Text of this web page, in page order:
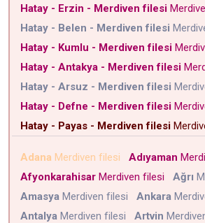
Hatay - Erzin - Merdiven filesi
Hatay - Belen - Merdiven filesi
Hatay - Kumlu - Merdiven filesi
Hatay - Antakya - Merdiven filesi
Hatay - Arsuz - Merdiven filesi
Hatay - Defne - Merdiven filesi
Hatay - Payas - Merdiven filesi
Adana Merdiven filesi Adıyaman
Afyonkarahisar Merdiven filesi Ağrı
Amasya Merdiven filesi Ankara
Antalya Merdiven filesi Artvin